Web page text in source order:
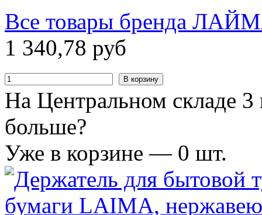
Все товары бренда
1 340,78 руб
В корзину
На Центральном складе 3
больше?
Уже в корзине — 0 шт.